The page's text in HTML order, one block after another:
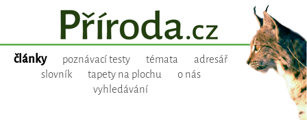
články poznávací testy témata
adresář
slovník
tapety na plochu
o nás
vyhledávání